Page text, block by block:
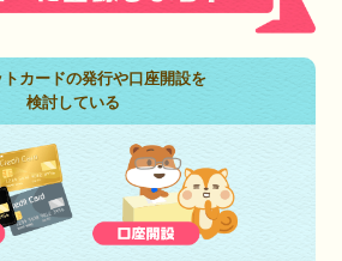
トカードの発行や口座開設を
検討している